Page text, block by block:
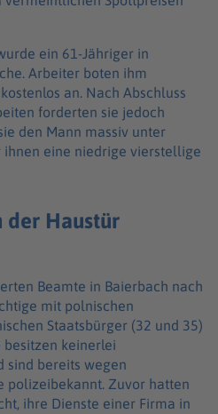
ein 61-Jähriger in
Arbeiter boten ihm
an. Nach Abschluss
forderten sie jedoch
den Mann massiv unter
ihnen eine niedrige vierstellige
der Haustür
Beamte in Baierbach nach
mit polnischen
Staatsbürger (32 und 35)
keinerlei
sind bereits wegen
polizeibekannt. Zuvor hatten
ihre Dienste einer Firma in